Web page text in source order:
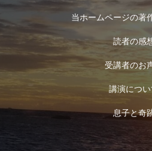
当ホームページの著
読者の感
受講者のお
講演につ
息子と奇